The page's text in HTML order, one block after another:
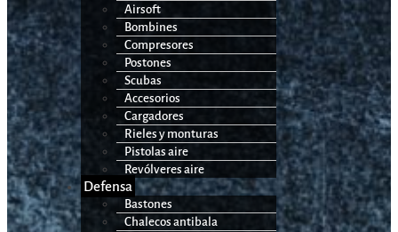
Airsoft
Bombines
Compresores
Postones
Scubas
Accesorios
Cargadores
Rieles y monturas
Pistolas aire
Revólveres aire
Defensa
Bastones
Chalecos antibala